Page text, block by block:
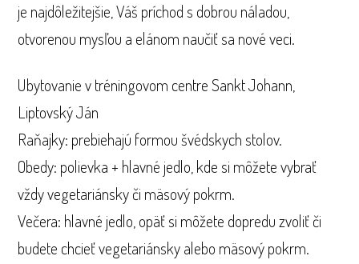
je najdôležitejšie, Váš príchod s dobrou náladou,
otvorenou mysľou a elánom naučiť sa nové veci.
Ubytovanie v tréningovom centre Sankt Johann,
Liptovský Ján
Raňajky: prebiehajú formou švédskych stolov.
Obedy: polievka + hlavné jedlo, kde si môžete vybrať
vždy vegetariánsky či mäsový pokrm.
Večera: hlavné jedlo, opäť si môžete dopredu zvoliť či
budete chcieť vegetariánsky alebo mäsový pokrm.